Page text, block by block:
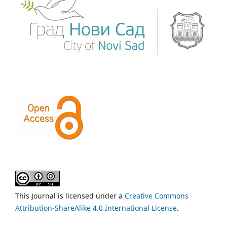
This Journal is licensed under a Creative Commons
Attribution-ShareAlike 4.0 International License.